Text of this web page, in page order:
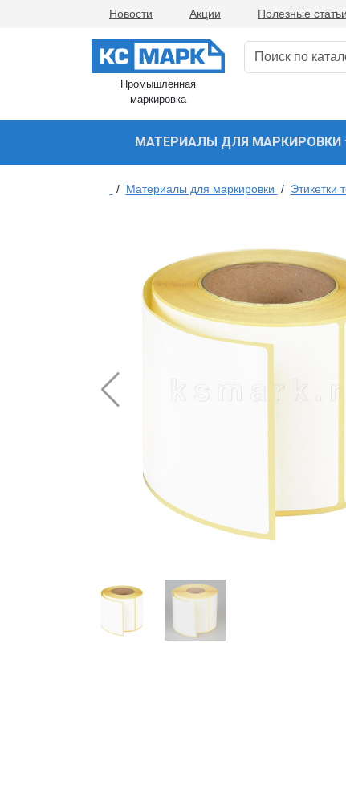
Новости Акции Полезные статьи
Промышленная
маркировка
МАТЕРИАЛЫ ДЛЯ МАРКИРОВКИ
/ Материалы для маркировки / Этикетки